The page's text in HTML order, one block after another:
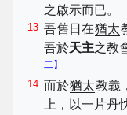
之啟示而已。
13 吾舊日在猶太
吾於天主之教
二】
14 而於猶太教義
上，以一片丹